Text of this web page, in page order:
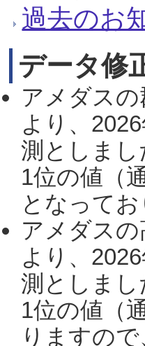
過去のお
データ修
アメダス
より、
測としまし
1位の値（
となって
アメダス
より、
測としまし
1位の値（
りますの